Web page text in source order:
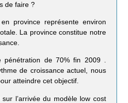
de faire ?
province représente environ
La province constitue notre
pénétration de 70% fin 2009 .
de croissance actuel, nous
atteindre cet objectif.
l’arrivée du modèle low cost